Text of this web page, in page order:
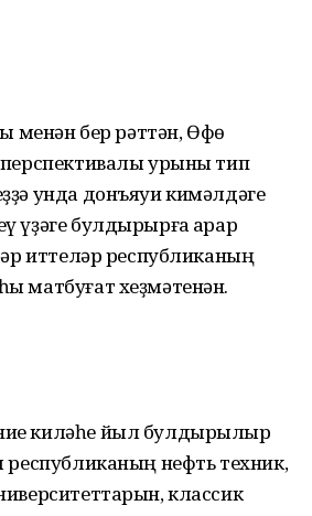
менән бер рәттән, Өфө
перспективалы урыны тип
унда донъяуи кимәлдәге
үҙәге булдырырға ҡарар
иттеләр республиканың
матбуғат хеҙмәтенән.
киләһе йыл булдырылыр
республиканың нефть техник,
классик